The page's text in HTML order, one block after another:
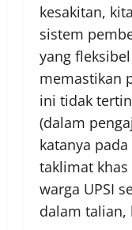
kesakitan,
sistem
yang
memastikan
ini tidak
(dalam
katanya pada
taklimat khas
warga UPSI
dalam talian,